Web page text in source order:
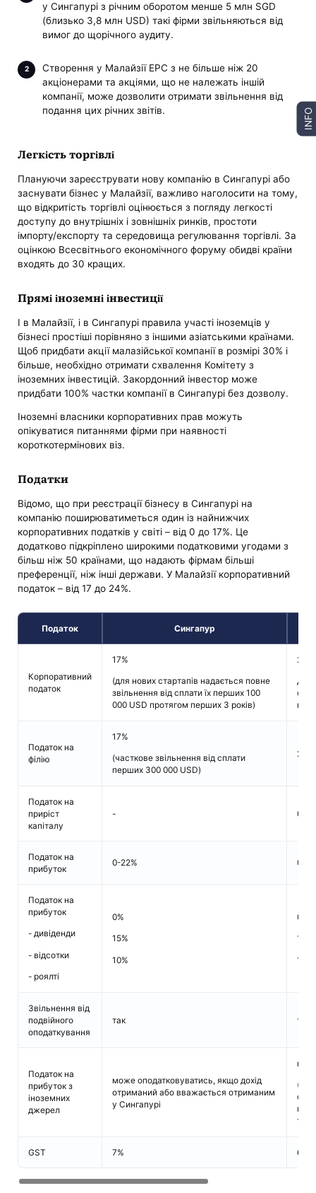
у Сингапурі з річним оборотом менше 5 млн SGD
(близько 3,8 млн USD) такі фірми звільняються від
вимог до щорічного аудиту.
Створення у Малайзії EPC з не більше ніж 20
акціонерами та акціями, що не належать іншій
компанії, може дозволити отримати звільнення від
подання цих річних звітів.
Легкість торгівлі
Плануючи зареєструвати нову компанію в Сингапурі або
заснувати бізнес у Малайзії, важливо наголосити на тому,
що відкритість торгівлі оцінюється з погляду легкості
доступу до внутрішніх і зовнішніх ринків, простоти
імпорту/експорту та середовища регулювання торгівлі. За
оцінкою Всесвітнього економічного форуму обидві країни
входять до 30 кращих.
Прямі іноземні інвестиції
І в Малайзії, і в Сингапурі правила участі іноземців у
бізнесі простіші порівняно з іншими азіатськими країнами.
Щоб придбати акції малазійської компанії в розмірі 30% і
більше, необхідно отримати схвалення Комітету з
іноземних інвестицій. Закордонний інвестор може
придбати 100% частки компанії в Сингапурі без дозволу.
Іноземні власники корпоративних прав можуть
опікуватися питаннями фірми при наявності
короткотермінових віз.
Податки
Відомо, що при реєстрації бізнесу в Сингапурі на
компанію поширюватиметься один із найнижчих
корпоративних податків у світі – від 0 до 17%. Це
додатково підкріплено широкими податковими угодами з
більш ніж 50 країнами, що надають фірмам більші
преференції, ніж інші держави. У Малайзії корпоративний
податок – від 17 до 24%.
Податок Сингапур
Корпоративний
податок
17%
(для нових стартапів надається повне
звільнення від сплати їх перших 100
000 USD протягом перших 3 років)
24%
Для
на
Податок на
філію
17%
(часткове звільнення від сплати
перших 300 000 USD)
24%
Податок на
приріст
капіталу
- 0-
Податок на
прибуток
0-22% 0-
Податок на
прибуток
- дивіденди
- відсотки
- роялті
0%
15%
10%
0%
15%
10%
Звільнення від
подвійного
оподаткування
так так
Податок на
прибуток з
іноземних
джерел
може оподатковуватись, якщо дохід
отриманий або вважається отриманим
у Сингапурі
ні
GST 7% 6%
INFO